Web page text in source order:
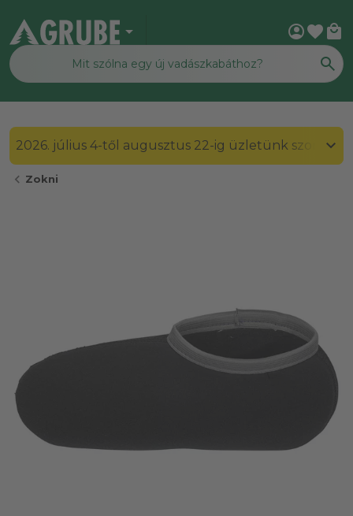
arrow_drop_down account_circlefavorite local_mall
2026. július 4-től augusztus 22-ig üzletünk
chevron_left Zokni